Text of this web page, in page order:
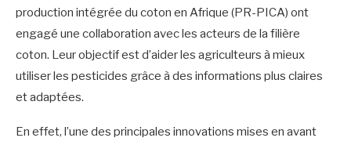
production intégrée du coton en Afrique (PR-PICA) ont
engagé une collaboration avec les acteurs de la filière
coton. Leur objectif est d’aider les agriculteurs à mieux
utiliser les pesticides grâce à des informations plus claires
et adaptées.
En effet, l’une des principales innovations mises en avant